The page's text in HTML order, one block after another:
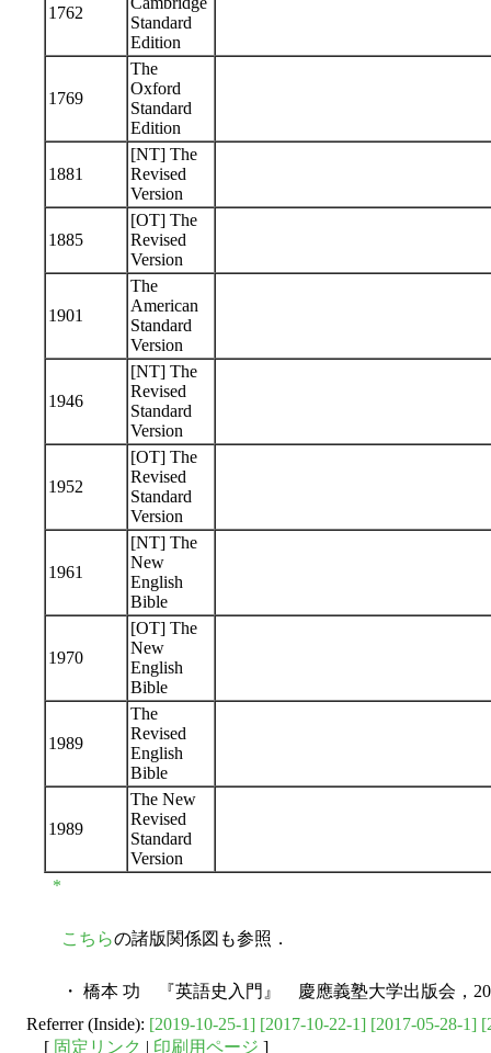
1762
Standard
Edition
1769
The
Oxford
Standard
Edition
1881
[NT] The
Revised
Version
1885
[OT] The
Revised
Version
1901
The
American
Standard
Version
1946
[NT] The
Revised
Standard
Version
1952
[OT] The
Revised
Standard
Version
1961
[NT] The
New
English
Bible
1970
[OT] The
New
English
Bible
1989
The
Revised
English
Bible
1989
The New
Revised
Standard
Version
*
こちらの諸版関係図も参照．
・ 橋本 功 『英語史入門』 慶應義塾大学出版会，
Referrer (Inside): [2019-10-25-1] [2017-10-22-1] [2017-05-28-1]
[ 固定リンク | 印刷用ページ ]